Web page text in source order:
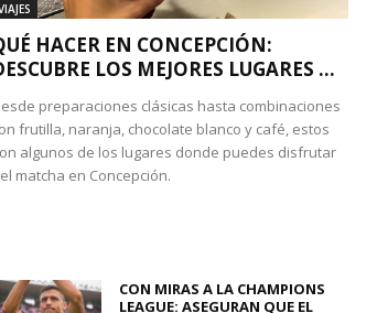
HACER EN CONCEPCIÓN:
LOS MEJORES LUGARES ...
preparaciones clásicas hasta combinaciones
frutilla, naranja, chocolate blanco y café, estos
algunos de los lugares donde puedes disfrutar
matcha en Concepción.
CON MIRAS A LA CHAMPIONS
LEAGUE: ASEGURAN QUE EL